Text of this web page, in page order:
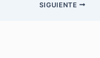
SIGUIENTE